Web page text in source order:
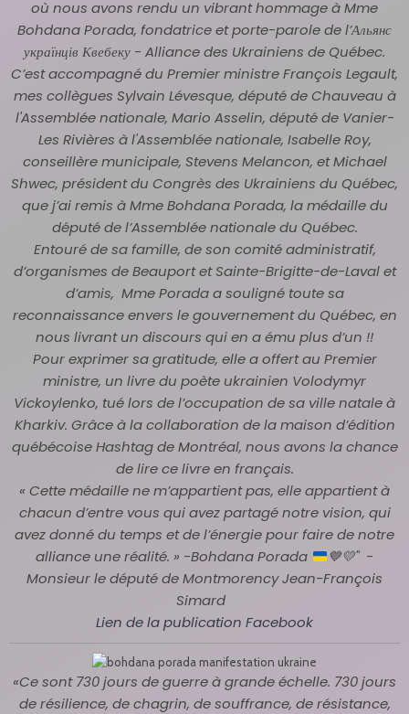
où nous avons rendu un vibrant hommage à Mme
Bohdana Porada, fondatrice et porte-parole de l’Альянс
українців Квебеку - Alliance des Ukrainiens de Québec.
C’est accompagné du Premier ministre François Legault,
mes collègues Sylvain Lévesque, député de Chauveau à
l'Assemblée nationale, Mario Asselin, député de Vanier-
Les Rivières à l'Assemblée nationale, Isabelle Roy,
conseillère municipale, Stevens Melancon, et Michael
Shwec, président du Congrès des Ukrainiens du Québec,
que j’ai remis à Mme Bohdana Porada, la médaille du
député de l’Assemblée nationale du Québec.
Entouré de sa famille, de son comité administratif,
d’organismes de Beauport et Sainte-Brigitte-de-Laval et
d’amis, Mme Porada a souligné toute sa
reconnaissance envers le gouvernement du Québec, en
nous livrant un discours qui en a ému plus d’un !!
Pour exprimer sa gratitude, elle a offert au Premier
ministre, un livre du poète ukrainien Volodymyr
Vickoylenko, tué lors de l’occupation de sa ville natale à
Kharkiv. Grâce à la collaboration de la maison d’édition
québécoise Hashtag de Montréal, nous avons la chance
de lire ce livre en français.
« Cette médaille ne m’appartient pas, elle appartient à
chacun d’entre vous qui avez partagé notre vision, qui
avez donné du temps et de l’énergie pour faire de notre
alliance une réalité. » -Bohdana Porada
💙💛" -
Monsieur le député de Montmorency Jean-François
Simard
Lien de la publication Facebook
«Ce sont 730 jours de guerre à grande échelle. 730 jours
de résilience, de chagrin, de souffrance, de résistance,